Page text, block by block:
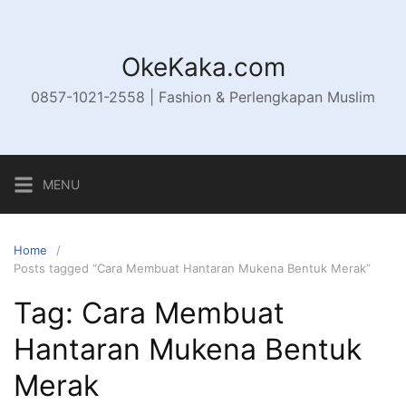
OkeKaka.com
0857-1021-2558 | Fashion & Perlengkapan Muslim
MENU
Home
Posts tagged “Cara Membuat Hantaran Mukena Bentuk Merak”
Tag: Cara Membuat
Hantaran Mukena Bentuk
Merak